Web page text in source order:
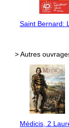
Saint Bernard:
> Autres
Médicis, 2